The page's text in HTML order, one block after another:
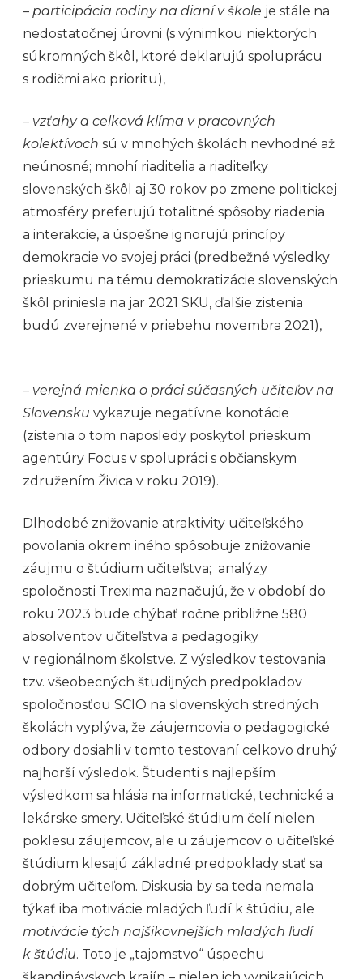
– participácia rodiny na dianí v škole je stále na
nedostatočnej úrovni (s výnimkou niektorých
súkromných škôl, ktoré deklarujú spoluprácu
s rodičmi ako prioritu),
– vzťahy a celková klíma v pracovných
kolektívoch sú v mnohých školách nevhodné až
neúnosné; mnohí riaditelia a riaditeľky
slovenských škôl aj 30 rokov po zmene politickej
atmosféry preferujú totalitné spôsoby riadenia
a interakcie, a úspešne ignorujú princípy
demokracie vo svojej práci (predbežné výsledky
prieskumu na tému demokratizácie slovenských
škôl priniesla na jar 2021 SKU, ďalšie zistenia
budú zverejnené v priebehu novembra 2021),
– verejná mienka o práci súčasných učiteľov na
Slovensku vykazuje negatívne konotácie
(zistenia o tom naposledy poskytol prieskum
agentúry Focus v spolupráci s občianskym
združením Živica v roku 2019).
Dlhodobé znižovanie atraktivity učiteľského
povolania okrem iného spôsobuje znižovanie
záujmu o štúdium učiteľstva; analýzy
spoločnosti Trexima naznačujú, že v období do
roku 2023 bude chýbať ročne približne 580
absolventov učiteľstva a pedagogiky
v regionálnom školstve. Z výsledkov testovania
tzv. všeobecných študijných predpokladov
spoločnosťou SCIO na slovenských stredných
školách vyplýva, že záujemcovia o pedagogické
odbory dosiahli v tomto testovaní celkovo druhý
najhorší výsledok. Študenti s najlepším
výsledkom sa hlásia na informatické, technické a
lekárske smery. Učiteľské štúdium čelí nielen
poklesu záujemcov, ale u záujemcov o učiteľské
štúdium klesajú základné predpoklady stať sa
dobrým učiteľom. Diskusia by sa teda nemala
týkať iba motivácie mladých ľudí k štúdiu, ale
motivácie tých najšikovnejších mladých ľudí
k štúdiu. Toto je „tajomstvo“ úspechu